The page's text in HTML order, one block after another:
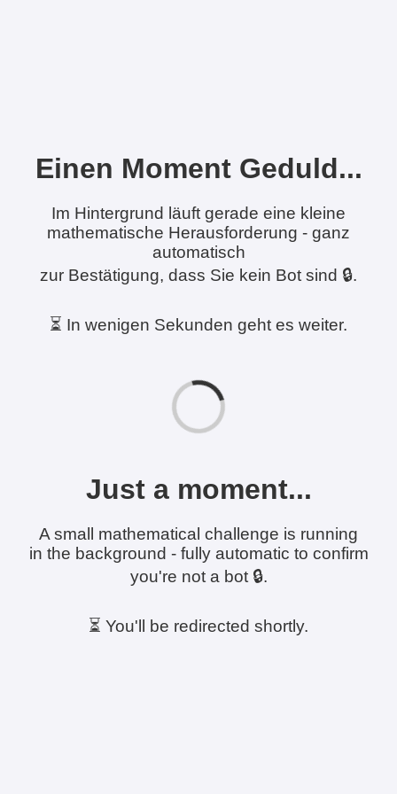
Einen Moment Geduld...
Im Hintergrund läuft gerade eine kleine
mathematische Herausforderung - ganz
automatisch
zur Bestätigung, dass Sie kein Bot sind 🔒.
⏳ In wenigen Sekunden geht es weiter.
Just a moment...
A small mathematical challenge is running
in the background - fully automatic to confirm
you're not a bot 🔒.
⏳ You'll be redirected shortly.